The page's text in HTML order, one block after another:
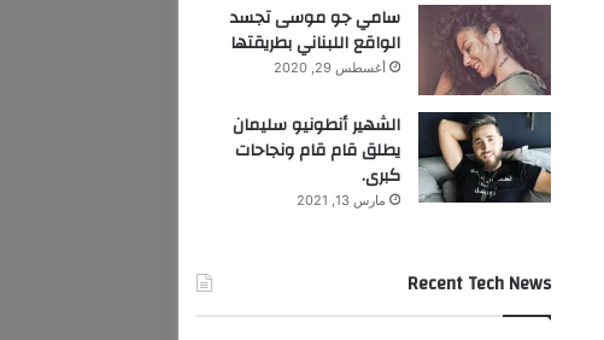
سامي جو موسى تجسد
الواقع اللبناني بطريقتها
أغسطس 29, 2020
الشهير أنطونيو سليمان
يطلق قام قام ونجاحات
كبرى.
مارس 13, 2021
Recent Tech News